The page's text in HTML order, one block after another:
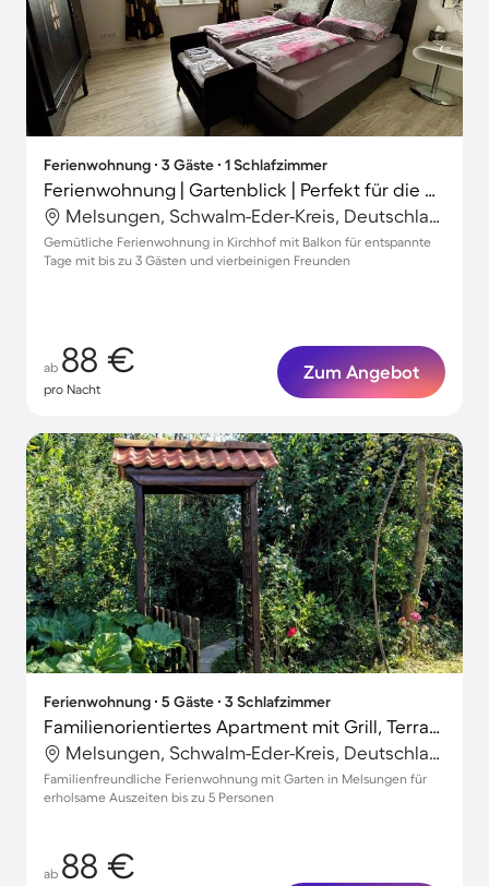
Ferienwohnung ∙ 3 Gäste ∙ 1 Schlafzimmer
Ferienwohnung | Gartenblick | Perfekt für die Arbeit von Zuhause
Melsungen, Schwalm-Eder-Kreis, Deutschland
Gemütliche Ferienwohnung in Kirchhof mit Balkon für entspannte
Tage mit bis zu 3 Gästen und vierbeinigen Freunden
ab 88 €
pro Nacht
Zum Angebot
Ferienwohnung ∙ 5 Gäste ∙ 3 Schlafzimmer
Familienorientiertes Apartment mit Grill, Terrasse und Garten
Melsungen, Schwalm-Eder-Kreis, Deutschland
Familienfreundliche Ferienwohnung mit Garten in Melsungen für
erholsame Auszeiten bis zu 5 Personen
ab 88 €